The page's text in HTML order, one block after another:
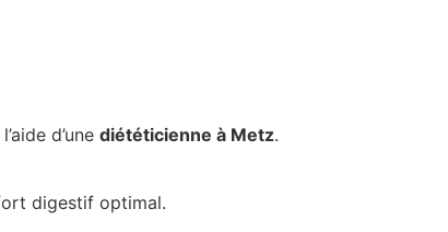
d’une diététicienne à Metz.
digestif optimal.